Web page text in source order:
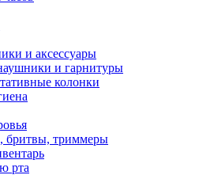
и аксессуары
и гарнитуры
колонки
бритвы, триммеры
рта